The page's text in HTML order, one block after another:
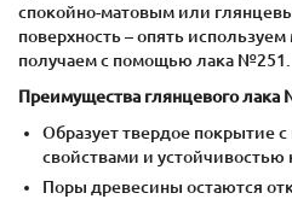
спокойно-матовым или
поверхность – опять
получаем с помощью лака №251.
Преимущества глянцевого лака
Образует твердое покрытие
свойствами и устойчивостью
Поры древесины остаются